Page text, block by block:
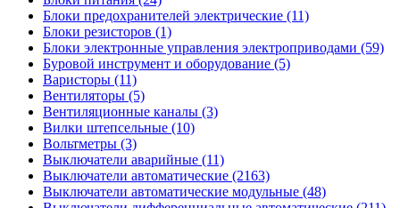
Блоки предохранителей электрические (11)
Блоки резисторов (1)
Блоки электронные управления электроприводами (59)
Буровой инструмент и оборудование (5)
Варисторы (11)
Вентиляторы (5)
Вентиляционные каналы (3)
Вилки штепсельные (10)
Вольтметры (3)
Выключатели аварийные (11)
Выключатели автоматические (2163)
Выключатели автоматические модульные (48)